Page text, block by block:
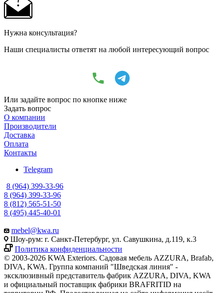
Нужна консультация?
Наши специалисты ответят на любой интересующий вопрос
Или задайте вопрос по кнопке ниже
Задать вопрос
О компании
Производители
Доставка
Оплата
Контакты
Telegram
8 (964) 399-33-96
8 (964) 399-33-96
8 (812) 565-51-50
8 (495) 445-40-01
mebel@kwa.ru
Шоу-рум: г. Санкт-Петербург, ул. Савушкина, д.119, к.3
Политика конфиденциальности
© 2003-2026 KWA Exteriors. Садовая мебель AZZURA, Brafab,
DIVA, KWA. Группа компаний "Шведская линия" -
эксклюзивный представитель фабрик AZZURA, DIVA, KWA
и официальный поставщик фабрики BRAFRITID на